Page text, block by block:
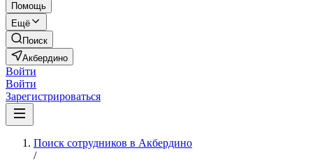
Помощь
Ещё
Поиск
Акбердино
Войти
Войти
Зарегистрироваться
Поиск сотрудников в Акбердино
/